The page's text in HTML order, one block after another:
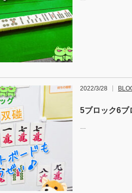
2022/3/28
5ブロック6ブ
…